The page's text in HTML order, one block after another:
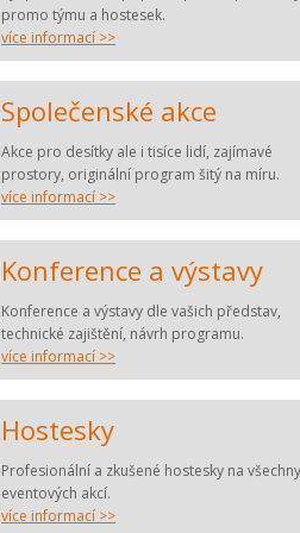
promo týmu a hostesek.
více informací >>
Společenské akce
Akce pro desítky ale i tisíce lidí, zajímavé
prostory, originální program šitý na míru.
více informací >>
Konference a výstavy
Konference a výstavy dle vašich představ,
technické zajištění, návrh programu.
více informací >>
Hostesky
Profesionální a zkušené hostesky na
eventových akcí.
více informací >>